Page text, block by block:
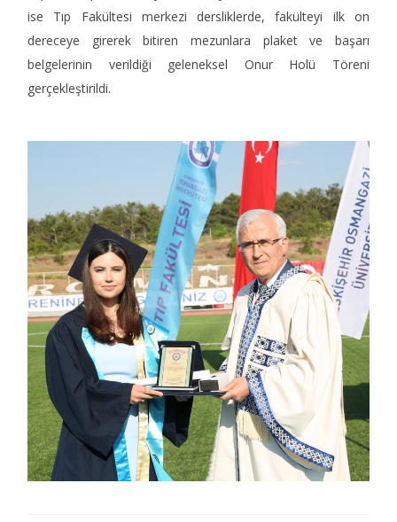
ise Tıp Fakültesi merkezi dersliklerde, fakülteyi ilk on
dereceye girerek bitiren mezunlara plaket ve başarı
belgelerinin verildiği geleneksel Onur Holü Töreni
gerçekleştirildi.